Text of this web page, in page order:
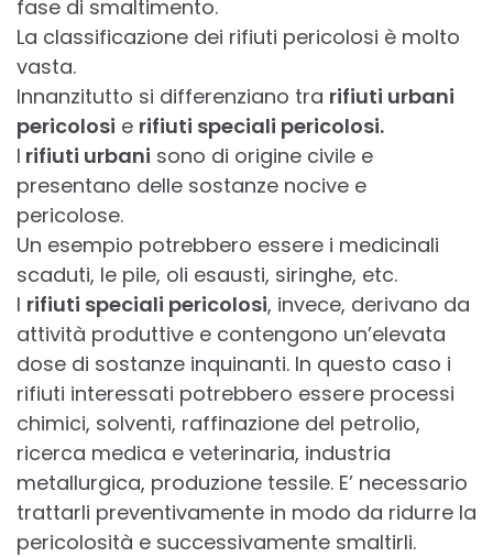
fase di smaltimento.
La classificazione dei rifiuti pericolosi è molto
vasta.
Innanzitutto si differenziano tra rifiuti urbani
pericolosi e rifiuti speciali pericolosi.
I rifiuti urbani sono di origine civile e
presentano delle sostanze nocive e
pericolose.
Un esempio potrebbero essere i medicinali
scaduti, le pile, oli esausti, siringhe, etc.
I rifiuti speciali pericolosi, invece, derivano da
attività produttive e contengono un’elevata
dose di sostanze inquinanti. In questo caso i
rifiuti interessati potrebbero essere processi
chimici, solventi, raffinazione del petrolio,
ricerca medica e veterinaria, industria
metallurgica, produzione tessile. E’ necessario
trattarli preventivamente in modo da ridurre la
pericolosità e successivamente smaltirli.